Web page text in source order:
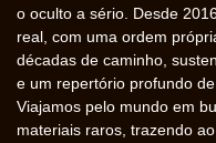
o oculto a sério. Desde
real, com uma ordem
décadas de caminho,
e um repertório profundo
Viajamos pelo mundo em
materiais raros, trazendo